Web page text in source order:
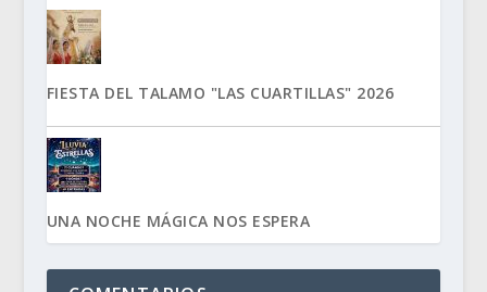
FIESTA DEL TALAMO "LAS CUARTILLAS" 2026
UNA NOCHE MÁGICA NOS ESPERA